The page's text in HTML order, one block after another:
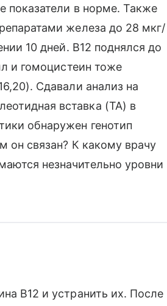
показатели в норме. Также
железа до 28 мкг/
10 дней. В12 поднялся до
и гомоцистеин тоже
Сдавали анализ на
вставка (ТА) в
обнаружен генотип
он связан? К какому врачу
незначительно уровни
В12 и устранить их. После